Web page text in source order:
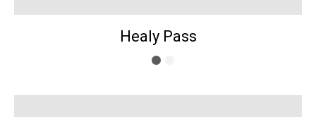
Healy Pass